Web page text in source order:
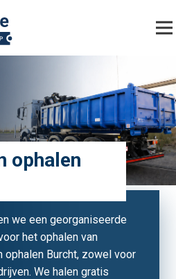
ophalen
we een georganiseerde
het ophalen van
ophalen Burcht, zowel voor
We halen gratis